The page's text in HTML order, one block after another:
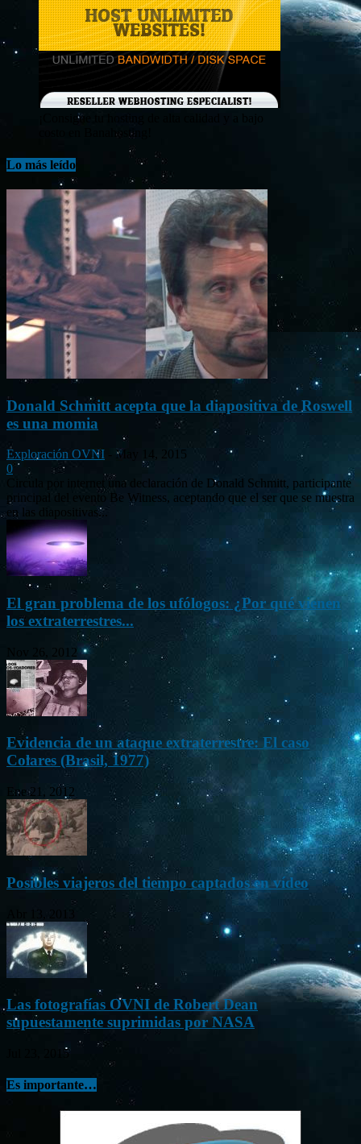
¡Consigue tu hosting de alta calidad y a bajo
costo en Banahosting!
Lo más leído
Donald Schmitt acepta que la diapositiva de Roswell
es una momia
Exploración OVNI
May 14, 2015
0
Circula por internet una declaración de Donald Schmitt, participante
principal del evento Be Witness, aceptando que el ser que se muestra
en las diapositivas...
El gran problema de los ufólogos: ¿Por qué vienen
los extraterrestres...
Nov 26, 2012
Evidencia de un ataque extraterrestre: El caso
Colares (Brasil, 1977)
Ene 21, 2012
Posibles viajeros del tiempo captados en vídeo
Las fotografías OVNI de Robert Dean
supuestamente suprimidas por NASA
Jul 23, 2015
Es importante…